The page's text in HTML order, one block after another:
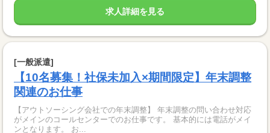
求人詳細を見る
[一般派遣]
【10名募集！社保未加入×期間限定】年末調整
関連のお仕事
【アウトソーシング会社での年末調整】 年末調整の問い合わせ対応
がメインのコールセンターでのお仕事です。 基本的には電話がメイ
ンとなります。 お...